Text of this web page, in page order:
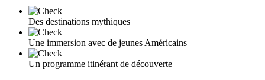
Des destinations mythiques
Une immersion avec de jeunes Américains
Un programme itinérant de découverte